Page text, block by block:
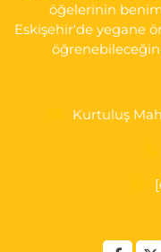
öğelerinin
Eskişehir'de yegane
Kurtuluş